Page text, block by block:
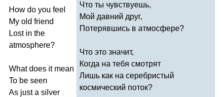
How do you feel
My old friend
Lost in the
atmosphere?
What does it mean
To be seen
As just a silver
Что ты чувствуешь,
Мой давний друг,
Потерявшись в атмосфере?
Что это значит,
Когда на тебя смотрят
Лишь как на серебристый
космический поток?